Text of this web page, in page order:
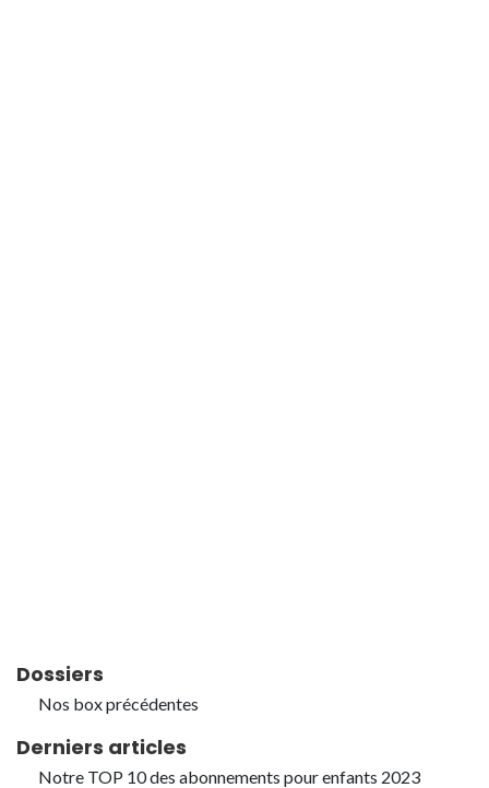
Dossiers
Nos box précédentes
Derniers articles
Notre TOP 10 des abonnements pour enfants 2023